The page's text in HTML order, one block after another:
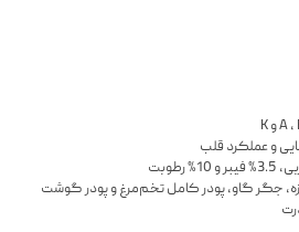
و عملکرد قلب
جگر گاو، پودر کامل تخم‌مرغ و پودر گوشت